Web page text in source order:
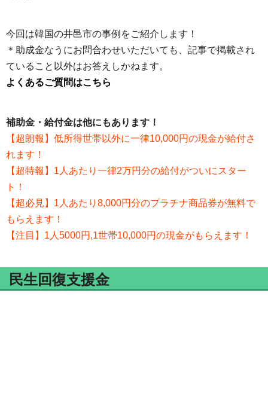
今回は韓国の井邑市の事例をご紹介します！
＊助成金なうにお問合わせいただいても、記事で掲載され
ていること以外はお答えしかねます。
よくあるご質問はこちら
補助金・給付金は他にもあります！
【超朗報】低所得世帯以外に一律10,000円の現金が給付さ
れます！
【超特報】1人あたり一律2万円分の給付がついにスター
ト！
【超必見】1人あたり8,000円分のプラチナ商品券が無料で
もらえます！
【注目】1人5000円,1世帯10,000円の現金がもらえます！
民生回復支援金